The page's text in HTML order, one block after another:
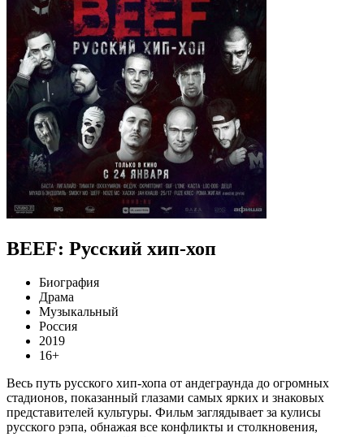
BEEF: Русский хип-хоп
Биография
Драма
Музыкальный
Россия
2019
16+
Весь путь русского хип-хопа от андеграунда до огромных
стадионов, показанный глазами самых ярких и знаковых
представителей культуры. Фильм заглядывает за кулисы
русского рэпа, обнажая все конфликты и столкновения,